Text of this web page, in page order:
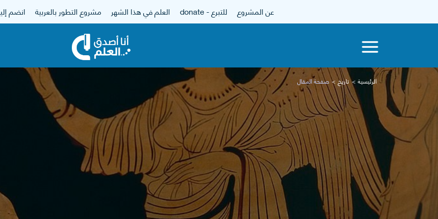
عن المشروع للتبرع - donate العلم في هذا الشهر مشروع التطور بالعربية انضم
الرئيسية تاريخ صفحة المقال